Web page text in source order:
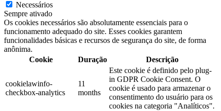
Necessários
Sempre ativado
Os cookies necessários são absolutamente essenciais para o
funcionamento adequado do site. Esses cookies garantem
funcionalidades básicas e recursos de segurança do site, de forma
anônima.
Cookie
Duração Descrição
cookielawinfo-
checkbox-analytics
11
months
Este cookie é definido pelo plug-
in GDPR Cookie Consent. O
cookie é usado para armazenar o
consentimento do usuário para os
cookies na categoria "Analíticos".